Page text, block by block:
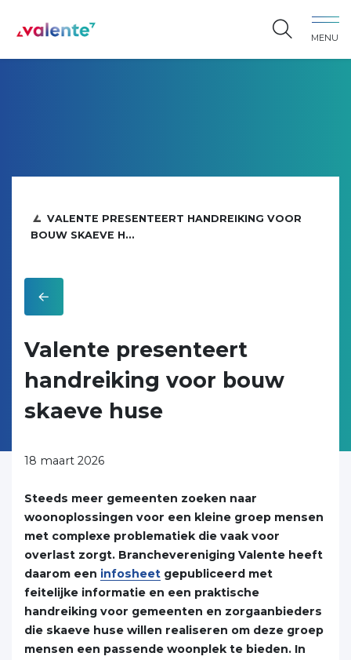
MENU
VALENTE PRESENTEERT HANDREIKING VOOR
BOUW SKAEVE H...
Valente presenteert
handreiking voor bouw
skaeve huse
18 maart 2026
Steeds meer gemeenten zoeken naar
woonoplossingen voor een kleine groep mensen
met complexe problematiek die vaak voor
overlast zorgt. Branchevereniging Valente heeft
daarom een infosheet gepubliceerd met
feitelijke informatie en een praktische
handreiking voor gemeenten en zorgaanbieders
die skaeve huse willen realiseren om deze groep
mensen een passende woonplek te bieden. In